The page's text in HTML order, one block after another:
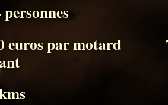
euros par motard